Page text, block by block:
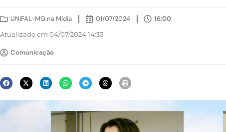
UNIFAL-MG na Mídia 01/07/2024 16:00
Atualizado em 04/07/2024 14:33
Comunicação